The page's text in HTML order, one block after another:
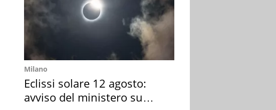
Milano
Eclissi solare 12 agosto:
avviso del ministero su